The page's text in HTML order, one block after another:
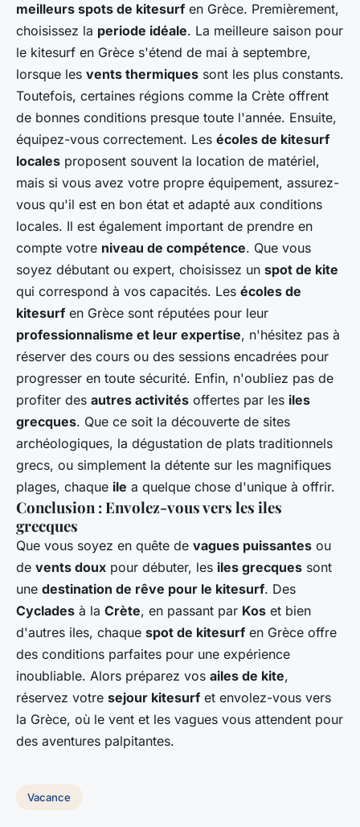
meilleurs spots de kitesurf en Grèce. Premièrement,
choisissez la periode idéale. La meilleure saison pour
le kitesurf en Grèce s'étend de mai à septembre,
lorsque les vents thermiques sont les plus constants.
Toutefois, certaines régions comme la Crète offrent
de bonnes conditions presque toute l'année. Ensuite,
équipez-vous correctement. Les écoles de kitesurf
locales proposent souvent la location de matériel,
mais si vous avez votre propre équipement, assurez-
vous qu'il est en bon état et adapté aux conditions
locales. Il est également important de prendre en
compte votre niveau de compétence. Que vous
soyez débutant ou expert, choisissez un spot de kite
qui correspond à vos capacités. Les écoles de
kitesurf en Grèce sont réputées pour leur
professionnalisme et leur expertise, n'hésitez pas à
réserver des cours ou des sessions encadrées pour
progresser en toute sécurité. Enfin, n'oubliez pas de
profiter des autres activités offertes par les iles
grecques. Que ce soit la découverte de sites
archéologiques, la dégustation de plats traditionnels
grecs, ou simplement la détente sur les magnifiques
plages, chaque ile a quelque chose d'unique à offrir.
Conclusion : Envolez-vous vers les iles
grecques
Que vous soyez en quête de vagues puissantes ou
de vents doux pour débuter, les iles grecques sont
une destination de rêve pour le kitesurf. Des
Cyclades à la Crète, en passant par Kos et bien
d'autres iles, chaque spot de kitesurf en Grèce offre
des conditions parfaites pour une expérience
inoubliable. Alors préparez vos ailes de kite,
réservez votre sejour kitesurf et envolez-vous vers
la Grèce, où le vent et les vagues vous attendent pour
des aventures palpitantes.
Vacance